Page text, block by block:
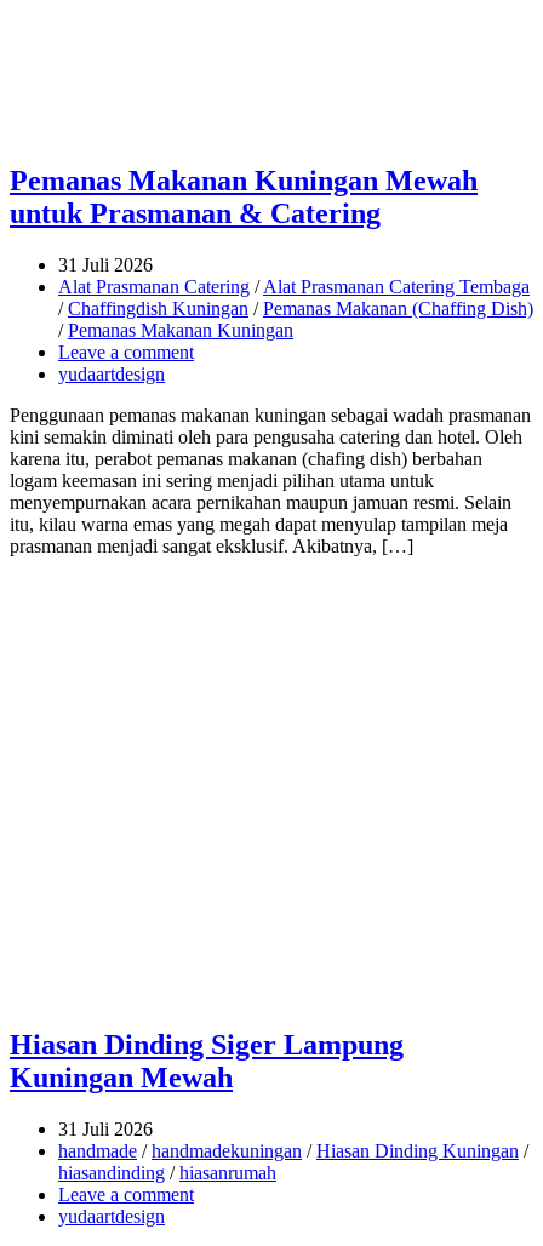
Pemanas Makanan Kuningan Mewah
untuk Prasmanan & Catering
31 Juli 2026
Alat Prasmanan Catering /Alat Prasmanan Catering Tembaga
/Chaffingdish Kuningan /Pemanas Makanan (Chaffing Dish)
/Pemanas Makanan Kuningan
Leave a comment
yudaartdesign
Penggunaan pemanas makanan kuningan sebagai wadah prasmanan
kini semakin diminati oleh para pengusaha catering dan hotel. Oleh
karena itu, perabot pemanas makanan (chafing dish) berbahan
logam keemasan ini sering menjadi pilihan utama untuk
menyempurnakan acara pernikahan maupun jamuan resmi. Selain
itu, kilau warna emas yang megah dapat menyulap tampilan meja
prasmanan menjadi sangat eksklusif. Akibatnya, […]
Hiasan Dinding Siger Lampung
Kuningan Mewah
31 Juli 2026
handmade /handmadekuningan /Hiasan Dinding Kuningan /
hiasandinding /hiasanrumah
Leave a comment
yudaartdesign